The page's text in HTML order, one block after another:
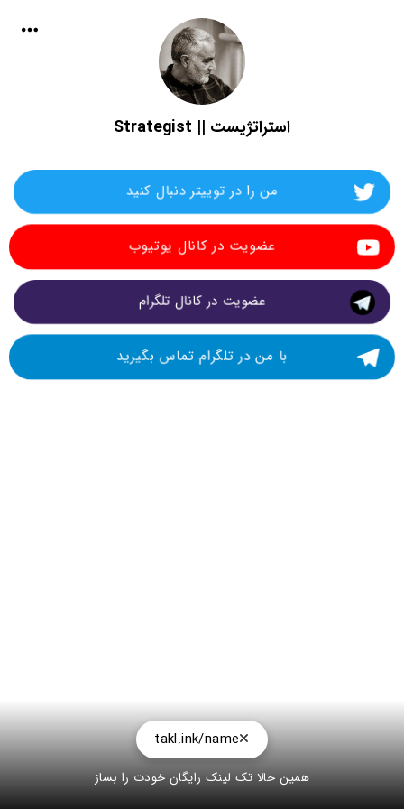
استراتژیست || Strategist
من را در توییتر دنبال کنید
عضویت در کانال یوتیوب
عضویت در کانال تلگرام
با من در تلگرام تماس بگیرید
takl.ink/name
همین حالا تک لینک رایگان خودت را بساز